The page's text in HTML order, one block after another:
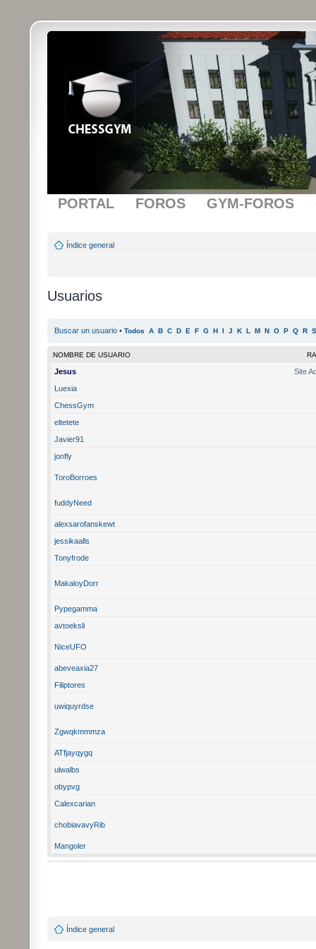
PORTAL FOROS GYM-FOROS
Índice general
Usuarios
Buscar un usuario • Todos A B C D E F G H I J K L M N O P Q R S
NOMBRE DE USUARIO
Site
Jesus
Luexia
ChessGym
eltetete
Javier91
jonfly
ToroBorroes
fuddyNeed
alexsarofanskewt
jessikaalls
Tonyfrode
MakaloyDorr
Pypegamma
avtoeksli
NiceUFO
abeveaxia27
Filiptores
uwiquyrdse
Zgwqkmmmza
ATfjayqygq
ulwalbs
obypvg
Calexcarian
chobiavavyRib
Mangoler
Índice general